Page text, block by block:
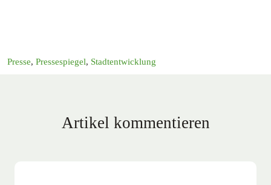
Presse, Pressespiegel, Stadtentwicklung
Artikel kommentieren